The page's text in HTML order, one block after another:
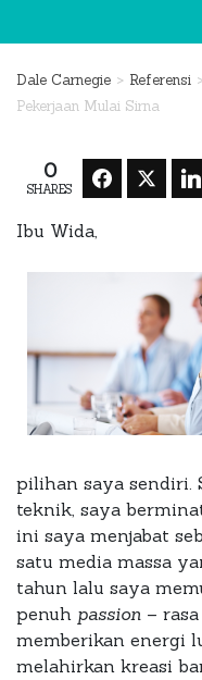
Dale Carnegie > Referensi >
Pekerjaan Mulai Sirna
0
SHARES
Ibu Wida,
pilihan saya sendiri.
teknik, saya
ini saya menjabat
satu media massa
tahun lalu saya
penuh passion –
memberikan energi
melahirkan kreasi